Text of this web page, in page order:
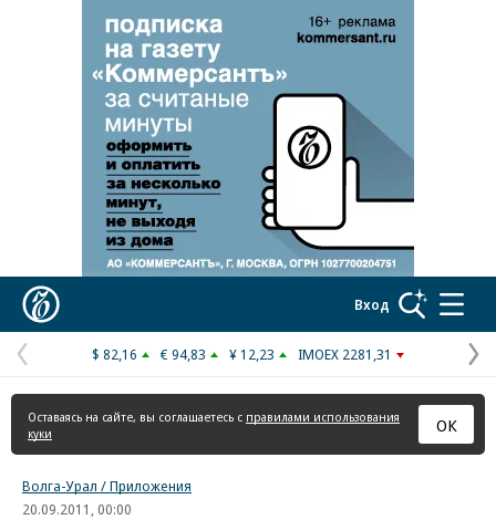
Реклама в «Ъ» www.kommersant.ru/ad
Вход
Предыдущая
страница
$ 82,16 € 94,83 ¥ 12,23 IMOEX 2281,31
Оставаясь на сайте, вы соглашаетесь с правилами использования
куки
ОК
Волга-Урал / Приложения
20.09.2011, 00:00